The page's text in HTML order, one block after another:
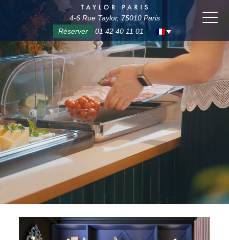
4-6 Rue Taylor, 75010 Paris
Réserver
01 42 40 11 01